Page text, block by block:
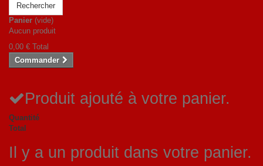
Rechercher
Panier (vide)
Aucun produit
0,00 € Total
Commander
Produit ajouté à votre panier.
Quantité
Total
Il y a un produit dans votre panier.